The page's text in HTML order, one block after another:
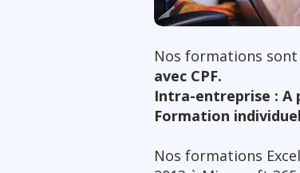
Nos formations sont
avec CPF.
Intra-entreprise : A
Formation
Nos formations